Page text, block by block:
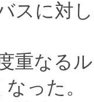
スに対
重なる
った。